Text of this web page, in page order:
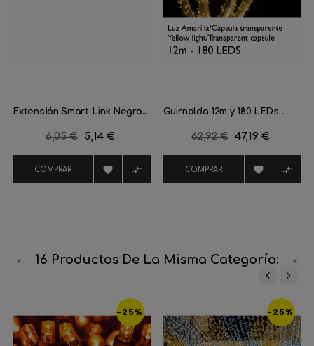
Extensión Smart Link Negro...
Precio
6,05 € Precio
5,14 €
COMPRAR  
Guirnalda 12m y 180 LEDs...
Precio
62,92 € Precio
47,19 €
COMPRAR  
16 Productos De La Misma Categoría:
-25% -25%